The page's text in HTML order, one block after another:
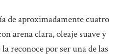
de aproximadamente cuatro
arena clara, oleaje suave y
reconoce por ser una de las